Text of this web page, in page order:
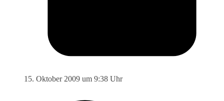
15. Oktober 2009 um 9:38 Uhr